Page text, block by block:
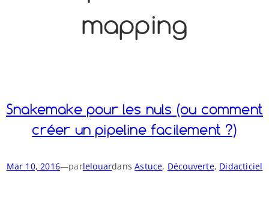
o
n
y S
mapping
Snakemake pour les nuls (ou comment
créer un pipeline facilement ?)
Mar 10, 2016—parlelouardansAstuce, Découverte, Didacticiel